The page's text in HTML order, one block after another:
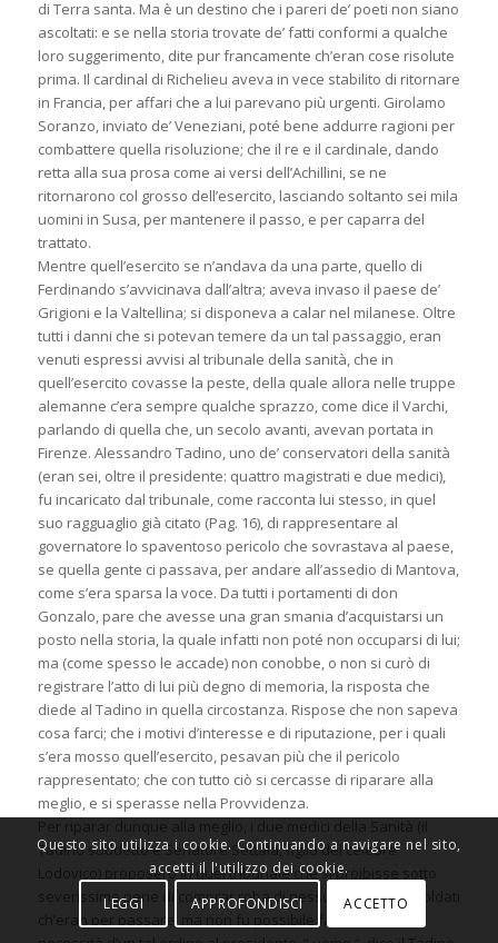
di Terra santa. Ma è un destino che i pareri de’ poeti non siano
ascoltati: e se nella storia trovate de’ fatti conformi a qualche
loro suggerimento, dite pur francamente ch’eran cose risolute
prima. Il cardinal di Richelieu aveva in vece stabilito di ritornare
in Francia, per affari che a lui parevano più urgenti. Girolamo
Soranzo, inviato de’ Veneziani, poté bene addurre ragioni per
combattere quella risoluzione; che il re e il cardinale, dando
retta alla sua prosa come ai versi dell’Achillini, se ne
ritornarono col grosso dell’esercito, lasciando soltanto sei mila
uomini in Susa, per mantenere il passo, e per caparra del
trattato.
Mentre quell’esercito se n’andava da una parte, quello di
Ferdinando s’avvicinava dall’altra; aveva invaso il paese de’
Grigioni e la Valtellina; si disponeva a calar nel milanese. Oltre
tutti i danni che si potevan temere da un tal passaggio, eran
venuti espressi avvisi al tribunale della sanità, che in
quell’esercito covasse la peste, della quale allora nelle truppe
alemanne c’era sempre qualche sprazzo, come dice il Varchi,
parlando di quella che, un secolo avanti, avevan portata in
Firenze. Alessandro Tadino, uno de’ conservatori della sanità
(eran sei, oltre il presidente: quattro magistrati e due medici),
fu incaricato dal tribunale, come racconta lui stesso, in quel
suo ragguaglio già citato (Pag. 16), di rappresentare al
governatore lo spaventoso pericolo che sovrastava al paese,
se quella gente ci passava, per andare all’assedio di Mantova,
come s’era sparsa la voce. Da tutti i portamenti di don
Gonzalo, pare che avesse una gran smania d’acquistarsi un
posto nella storia, la quale infatti non poté non occuparsi di lui;
ma (come spesso le accade) non conobbe, o non si curò di
registrare l’atto di lui più degno di memoria, la risposta che
diede al Tadino in quella circostanza. Rispose che non sapeva
cosa farci; che i motivi d’interesse e di riputazione, per i quali
s’era mosso quell’esercito, pesavan più che il pericolo
rappresentato; che con tutto ciò si cercasse di riparare alla
meglio, e si sperasse nella Provvidenza.
Tadino suddetto e Senatore Settala, figlio del celebre
Lodovico) proposero in quel tribunale che si proibisse sotto
severissime pene di comprar roba di nessuna sorte da’ soldati
ch’eran per passare; ma non fu possibile far intendere la
Questo sito utilizza i cookie. Continuando a navigare nel sito,
accetti il l'utilizzo dei cookie.
LEGGI
APPROFONDISCI ACCETTO